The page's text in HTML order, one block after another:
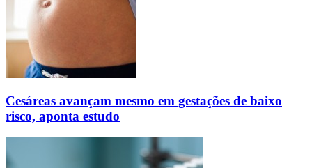
Cesáreas avançam mesmo em gestações de baixo
risco, aponta estudo